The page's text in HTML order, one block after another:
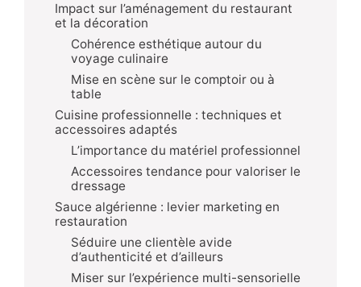
Impact sur l’aménagement du restaurant
et la décoration
Cohérence esthétique autour du
voyage culinaire
Mise en scène sur le comptoir ou à
table
Cuisine professionnelle : techniques et
accessoires adaptés
L’importance du matériel professionnel
Accessoires tendance pour valoriser le
dressage
Sauce algérienne : levier marketing en
restauration
Séduire une clientèle avide
d’authenticité et d’ailleurs
Miser sur l’expérience multi-sensorielle